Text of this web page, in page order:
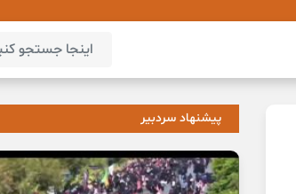
پیشنهاد سردبیر